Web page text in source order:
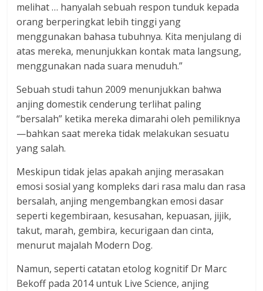
melihat … hanyalah sebuah respon tunduk kepada
orang berperingkat lebih tinggi yang
menggunakan bahasa tubuhnya. Kita menjulang di
atas mereka, menunjukkan kontak mata langsung,
menggunakan nada suara menuduh.”
Sebuah studi tahun 2009 menunjukkan bahwa
anjing domestik cenderung terlihat paling
“bersalah” ketika mereka dimarahi oleh pemiliknya
—bahkan saat mereka tidak melakukan sesuatu
yang salah.
Meskipun tidak jelas apakah anjing merasakan
emosi sosial yang kompleks dari rasa malu dan rasa
bersalah, anjing mengembangkan emosi dasar
seperti kegembiraan, kesusahan, kepuasan, jijik,
takut, marah, gembira, kecurigaan dan cinta,
menurut majalah Modern Dog.
Namun, seperti catatan etolog kognitif Dr Marc
Bekoff pada 2014 untuk Live Science, anjing